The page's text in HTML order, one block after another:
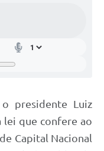
presidente Luiz
lei que confere ao
Capital Nacional